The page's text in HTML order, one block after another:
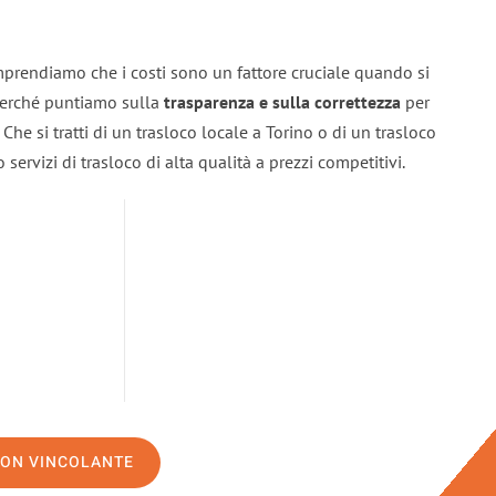
che i costi sono un fattore cruciale quando si
puntiamo sulla trasparenza e sulla correttezza per
si tratti di un trasloco locale a Torino o di un trasloco
servizi di trasloco di alta qualità a prezzi competitivi.
VINCOLANTE